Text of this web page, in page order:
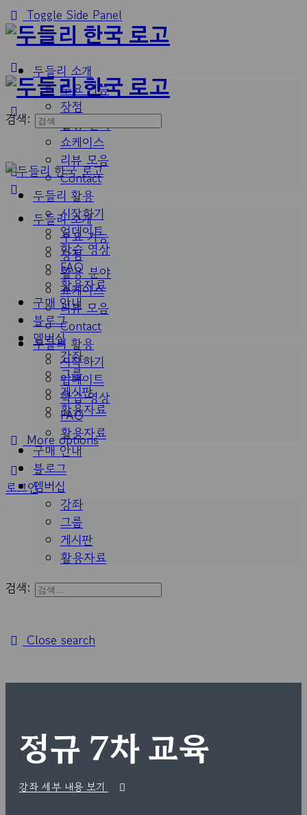
Toggle Side Panel
두들리 소개
주요 기능
장점
활용 분야
쇼케이스
리뷰 모음
Contact
두들리 활용
시작하기
업데이트
학습 영상
FAQ
활용자료
구매 안내
블로그
멤버십
강좌
그룹
게시판
활용자료
More options
로그인
검색:
두들리 소개
주요 기능
장점
활용 분야
쇼케이스
리뷰 모음
Contact
두들리 활용
시작하기
업데이트
학습 영상
FAQ
활용자료
구매 안내
블로그
멤버십
강좌
그룹
게시판
활용자료
검색:
Close search
정규 7차 교육
강좌 세부 내용 보기